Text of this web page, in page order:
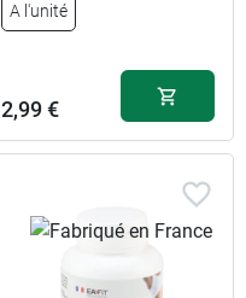
A l'unité
2,99 €